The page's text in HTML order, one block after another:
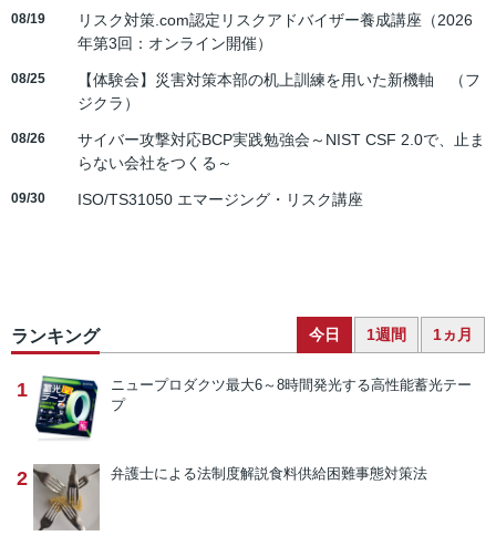
08/19
リスク対策.com認定リスクアドバイザー養成講座（2026
年第3回：オンライン開催）
08/25
【体験会】災害対策本部の机上訓練を用いた新機軸 （フ
ジクラ）
08/26
サイバー攻撃対応BCP実践勉強会～NIST CSF 2.0で、止ま
らない会社をつくる～
09/30 ISO/TS31050 エマージング・リスク講座
ランキング 今日 1週間 1ヵ月
1 ニュープロダクツ最大6～8時間発光する高性能蓄光テー
プ
2 弁護士による法制度解説食料供給困難事態対策法